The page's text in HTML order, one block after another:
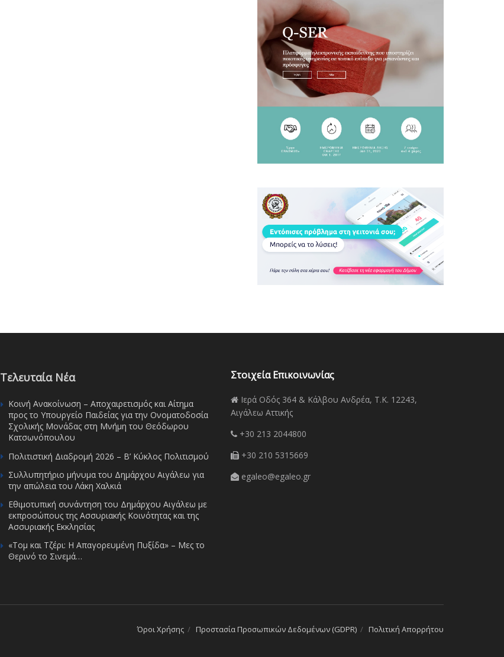
Τελευταία Νέα
Κοινή Ανακοίνωση – Αποχαιρετισμός και Αίτημα
προς το Υπουργείο Παιδείας για την Ονοματοδοσία
Σχολικής Μονάδας στη Μνήμη του Θεόδωρου
Κατσωνόπουλου
Πολιτιστική Διαδρομή 2026 – Β’ Κύκλος Πολιτισμού
Συλλυπητήριο μήνυμα του Δημάρχου Αιγάλεω για
την απώλεια του Λάκη Χαλκιά
Εθιμοτυπική συνάντηση του Δημάρχου Αιγάλεω με
εκπροσώπους της Ασσυριακής Κοινότητας και της
Ασσυριακής Εκκλησίας
«Τομ και Τζέρι: Η Απαγορευμένη Πυξίδα» – Μες το
Θερινό το Σινεμά…
Στοιχεία Επικοινωνίας
Ιερά Οδός 364 & Κάλβου Ανδρέα, Τ.Κ. 12243,
Αιγάλεω Αττικής
+30 213 2044800
+30 210 5315669
egaleo@egaleo.gr
Όροι Χρήσης Προστασία Προσωπικών Δεδομένων (GDPR) Πολιτική Απορρήτου